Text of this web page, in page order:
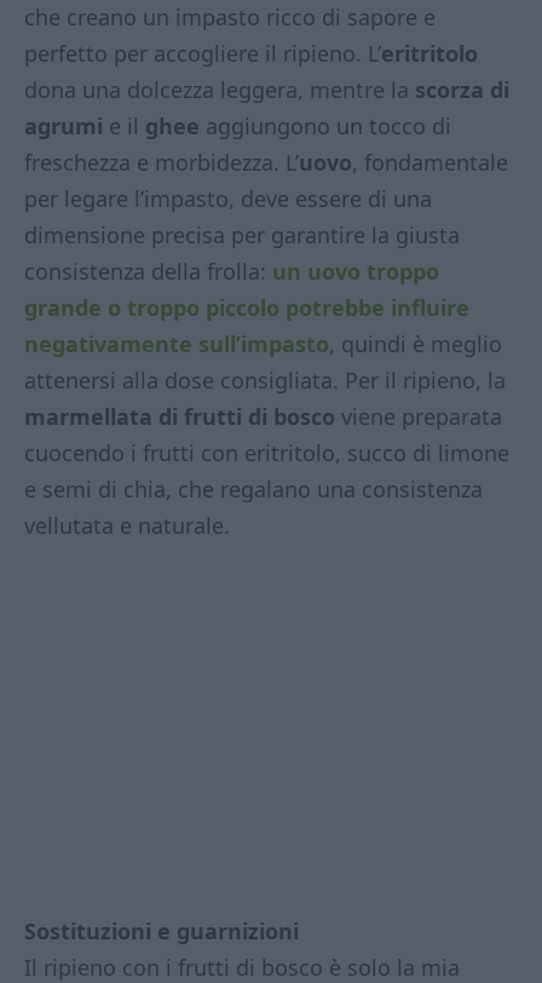
che creano un impasto ricco di sapore e
perfetto per accogliere il ripieno. L’eritritolo
dona una dolcezza leggera, mentre la scorza di
agrumi e il ghee aggiungono un tocco di
freschezza e morbidezza. L’uovo, fondamentale
per legare l’impasto, deve essere di una
dimensione precisa per garantire la giusta
consistenza della frolla: un uovo troppo
grande o troppo piccolo potrebbe influire
negativamente sull’impasto, quindi è meglio
attenersi alla dose consigliata. Per il ripieno, la
marmellata di frutti di bosco viene preparata
cuocendo i frutti con eritritolo, succo di limone
e semi di chia, che regalano una consistenza
vellutata e naturale.
Sostituzioni e guarnizioni
Il ripieno con i frutti di bosco è solo la mia